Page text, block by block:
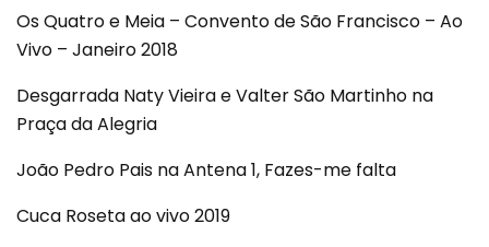
Os Quatro e Meia – Convento de São Francisco – Ao
Vivo – Janeiro 2018
Desgarrada Naty Vieira e Valter São Martinho na
Praça da Alegria
João Pedro Pais na Antena 1, Fazes-me falta
Cuca Roseta ao vivo 2019